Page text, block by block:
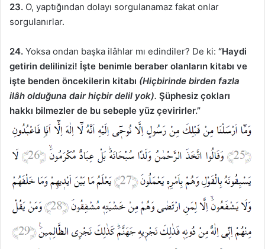
23. O, yaptığından dolayı sorgulanamaz fakat onlar
sorgulanırlar.
24. Yoksa ondan başka ilâhlar mı edindiler? De ki: “Haydi
getirin delilinizi! İşte benimle beraber olanların kitabı ve
işte benden öncekilerin kitabı (Hiçbirinde birden fazla
ilâh olduğuna dair hiçbir delil yok). Şüphesiz çokları
hakkı bilmezler de bu sebeple yüz çevirirler.”